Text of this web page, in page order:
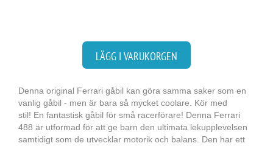
LÄGG I VARUKORGEN
Denna original Ferrari gåbil kan göra samma saker som en
vanlig gåbil - men är bara så mycket coolare. Kör med
stil! En fantastisk gåbil för små racerförare! Denna Ferrari
488 är utformad för att ge barn den ultimata lekupplevelsen
samtidigt som de utvecklar motorik och balans. Den har ett